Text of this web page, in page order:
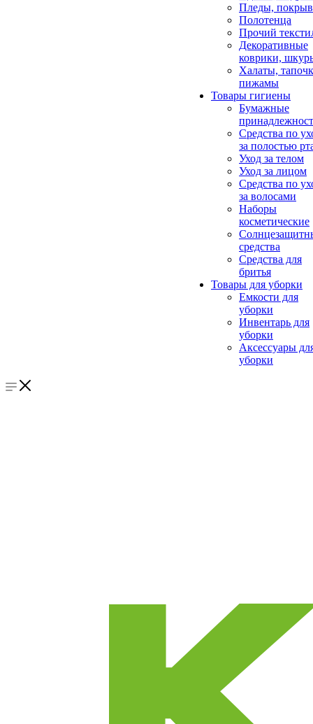
Пледы,
Полотенца
Прочий
Декоративные
коврики,
Халаты,
пижамы
Товары гигиены
Бумажные
Средства по
за полостью
Уход за телом
Уход за лицом
Средства по
за волосами
Наборы
косметические
средства
Средства для
бритья
Товары для уборки
Емкости для
уборки
Инвентарь для
уборки
Аксессуары
уборки